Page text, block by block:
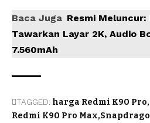
Baca Juga Resmi Meluncur:
Tawarkan Layar 2K, Audio
7.560mAh
TAGGED: harga Redmi K90 Pro
Redmi K90 Pro Max